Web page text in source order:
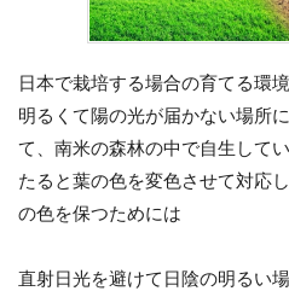
日本で栽培する場合の育てる環
明るくて陽の光が届かない場所
て、南米の森林の中で自生して
たると葉の色を変色させて対応
の色を保つためには
直射日光を避けて日陰の明るい